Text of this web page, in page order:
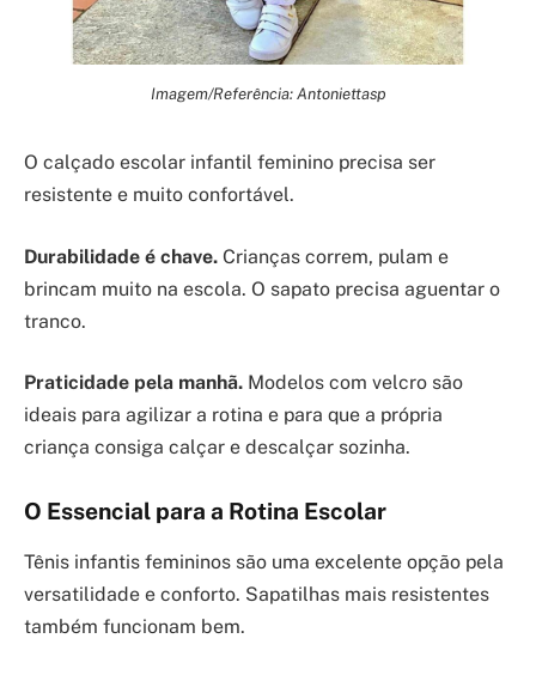
Imagem/Referência: Antoniettasp
O calçado escolar infantil feminino precisa ser
resistente e muito confortável.
Durabilidade é chave. Crianças correm, pulam e
brincam muito na escola. O sapato precisa aguentar o
tranco.
Praticidade pela manhã. Modelos com velcro são
ideais para agilizar a rotina e para que a própria
criança consiga calçar e descalçar sozinha.
O Essencial para a Rotina Escolar
Tênis infantis femininos são uma excelente opção pela
versatilidade e conforto. Sapatilhas mais resistentes
também funcionam bem.